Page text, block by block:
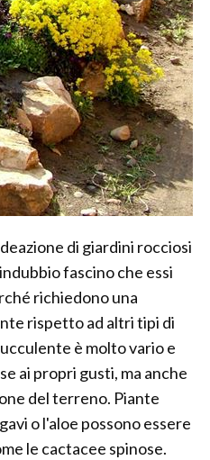
di giardini rocciosi
fascino che essi
richiedono una
rispetto ad altri tipi di
è molto vario e
ai propri gusti, ma anche
del terreno. Piante
o l'aloe possono essere
le cactacee spinose.